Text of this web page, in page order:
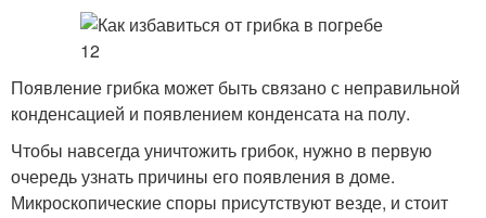
Появление грибка может быть связано с неправильной
конденсацией и появлением конденсата на полу.
Чтобы навсегда уничтожить грибок, нужно в первую
очередь узнать причины его появления в доме.
Микроскопические споры присутствуют везде, и стоит